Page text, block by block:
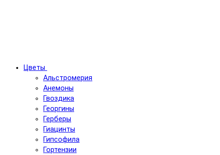
Цветы
Альстромерия
Анемоны
Гвоздика
Георгины
Герберы
Гиацинты
Гипсофила
Гортензии